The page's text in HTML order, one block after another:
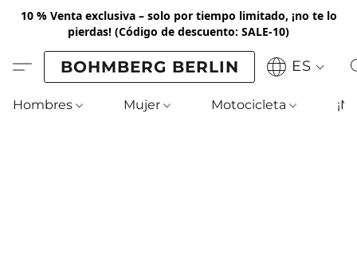
10 % Venta exclusiva – solo por tiempo limitado, ¡no te lo
pierdas! (Código de descuento: SALE-10)
BOHMBERG BERLIN ES
Hombres Mujer Motocicleta